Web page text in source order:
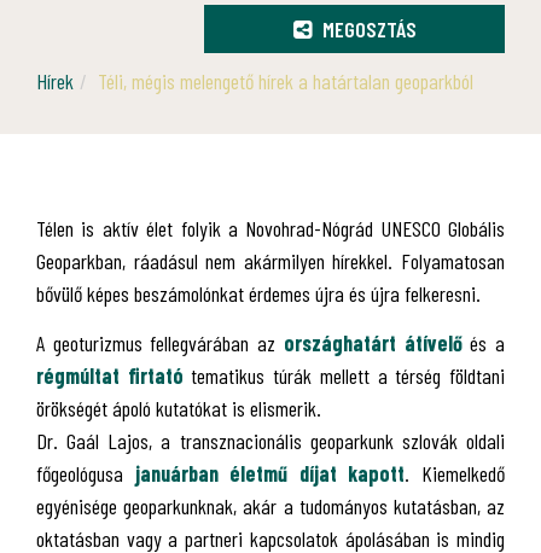
MEGOSZTÁS
Hírek
Téli, mégis melengető hírek a határtalan geoparkból
Télen is aktív élet folyik a Novohrad-Nógrád UNESCO Globális
Geoparkban, ráadásul nem akármilyen hírekkel. Folyamatosan
bővülő képes beszámolónkat érdemes újra és újra felkeresni.
A geoturizmus fellegvárában az országhatárt átívelőés a
régmúltat firtató tematikus túrák mellett a térség földtani
örökségét ápoló kutatókat is elismerik.
Dr. Gaál Lajos, a transznacionális geoparkunk szlovák oldali
főgeológusa januárban életmű díjat kapott. Kiemelkedő
egyénisége geoparkunknak, akár a tudományos kutatásban, az
oktatásban vagy a partneri kapcsolatok ápolásában is mindig